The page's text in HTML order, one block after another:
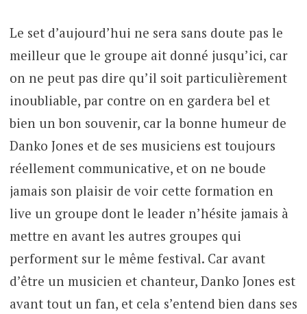
Le set d’aujourd’hui ne sera sans doute pas le
meilleur que le groupe ait donné jusqu’ici, car
on ne peut pas dire qu’il soit particulièrement
inoubliable, par contre on en gardera bel et
bien un bon souvenir, car la bonne humeur de
Danko Jones et de ses musiciens est toujours
réellement communicative, et on ne boude
jamais son plaisir de voir cette formation en
live un groupe dont le leader n’hésite jamais à
mettre en avant les autres groupes qui
performent sur le même festival. Car avant
d’être un musicien et chanteur, Danko Jones est
avant tout un fan, et cela s’entend bien dans ses